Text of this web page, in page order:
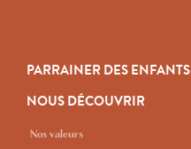
PARRAINER DES ENFANTS
NOUS DÉCOUVRIR
Nos valeurs